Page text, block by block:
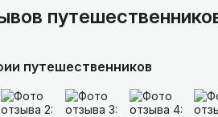
путешественников